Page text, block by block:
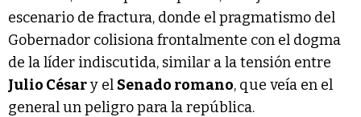
escenario de fractura, donde el pragmatismo del
Gobernador colisiona frontalmente con el dogma
de la líder indiscutida, similar a la tensión entre
Julio Césary el Senado romano, que veía en el
general un peligro para la república.